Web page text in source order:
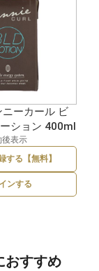
ーカール ビ
ション 400ml
後表示
する【無料】
ンする
おすすめ